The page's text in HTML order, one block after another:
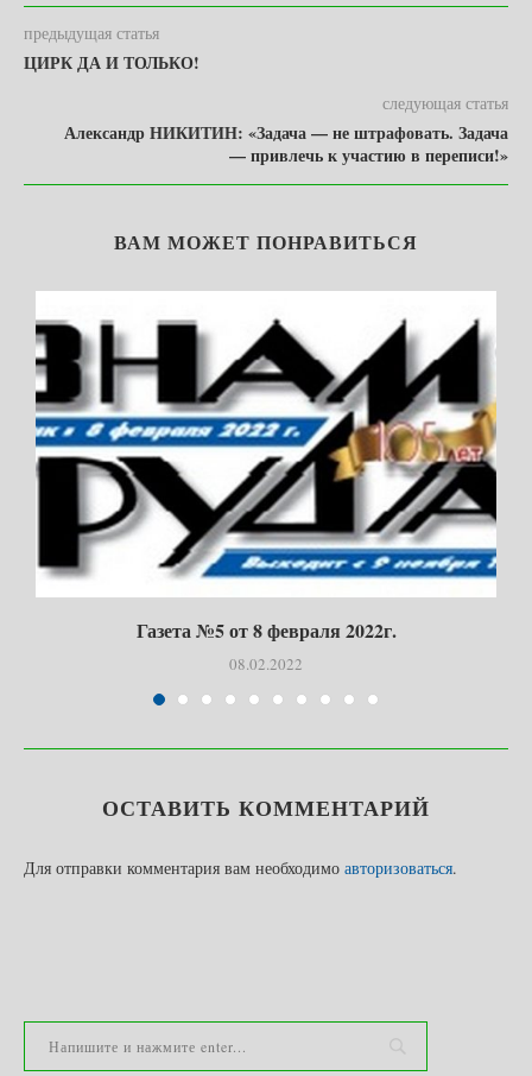
предыдущая статья
ЦИРК ДА И ТОЛЬКО!
следующая статья
Александр НИКИТИН: «Задача — не штрафовать. Задача
— привлечь к участию в переписи!»
ВАМ МОЖЕТ ПОНРАВИТЬСЯ
Газета №5 от 8 февраля 2022г.
08.02.2022
ОСТАВИТЬ КОММЕНТАРИЙ
Для отправки комментария вам необходимо авторизоваться.